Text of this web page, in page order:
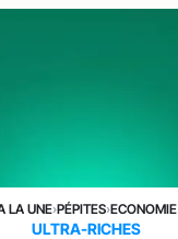
LA UNE›PÉPITES›ECONOMIE
ULTRA-RICHES